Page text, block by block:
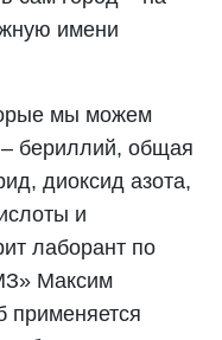
имени
мы можем
бериллий, общая
диоксид азота,
и
лаборант по
Максим
применяется